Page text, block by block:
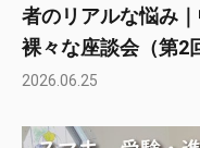
者のリアルな悩み
裸々な座談会（第2
2026.06.25